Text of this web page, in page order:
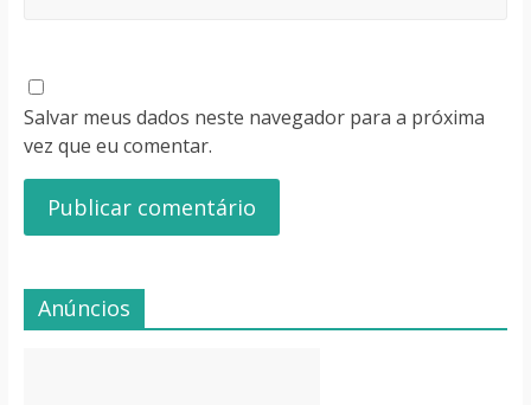
Salvar meus dados neste navegador para a próxima
vez que eu comentar.
Anúncios